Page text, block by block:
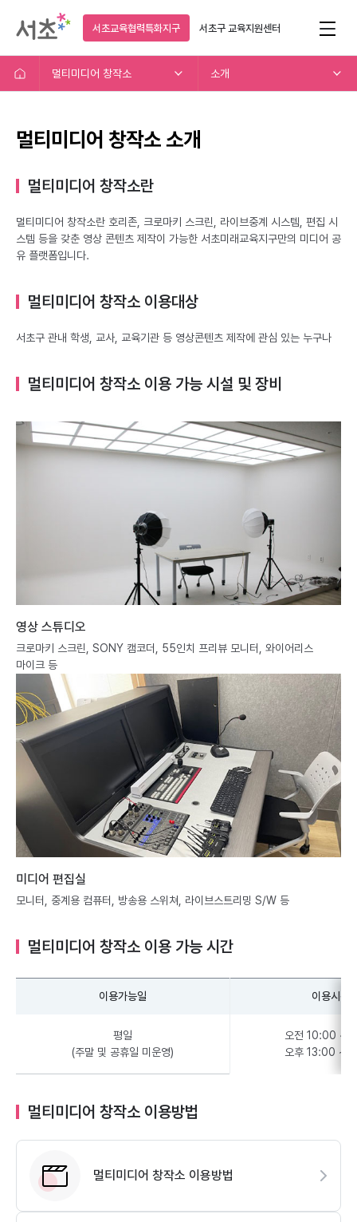
서초교육협력특화지구 서초구교육지원센터
멀티미디어 창작소 소개
멀티미디어 창작소 소개
멀티미디어 창작소란
멀티미디어 창작소란 호리존, 크로마키 스크린, 라이브중계 시스템, 편집 시
스템 등을 갖춘 영상 콘텐츠 제작이 가능한 서초미래교육지구만의 미디어 공
유 플랫폼입니다.
멀티미디어 창작소 이용대상
서초구 관내 학생, 교사, 교육기관 등 영상콘텐츠 제작에 관심 있는 누구나
멀티미디어 창작소 이용 가능 시설 및 장비
영상 스튜디오
크로마키 스크린, SONY 캠코더, 55인치 프리뷰 모니터, 와이어리스
마이크 등
미디어 편집실
모니터, 중계용 컴퓨터, 방송용 스위쳐, 라이브스트리밍 S/W 등
멀티미디어 창작소 이용 가능 시간
이용가능일 이용시간
평일
(주말 및 공휴일 미운영)
오전 10:00 ~
오후 13:00 ~
멀티미디어 창작소 이용방법
멀티미디어 창작소 이용방법